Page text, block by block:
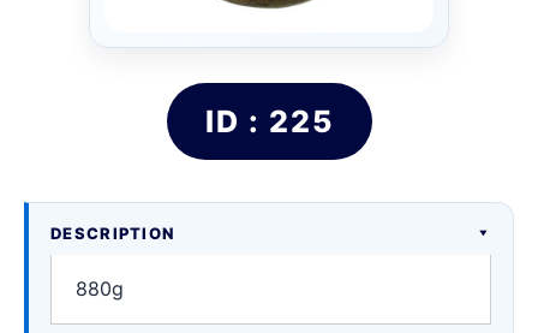
ID : 225
DESCRIPTION
880g